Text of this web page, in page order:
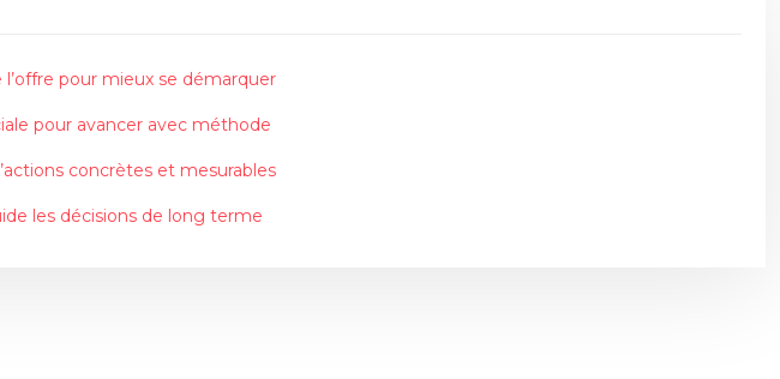
pour mieux se démarquer
pour avancer avec méthode
concrètes et mesurables
les décisions de long terme